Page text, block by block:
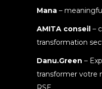
Mana –
AMITA conseil –
transformation
Danu.Green –
transformer votre